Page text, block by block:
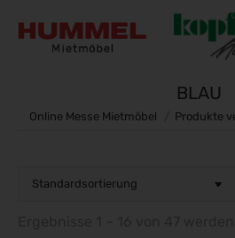
BLAU
Sie befinden sich hier:
Online Messe Mietmöbel Produkte